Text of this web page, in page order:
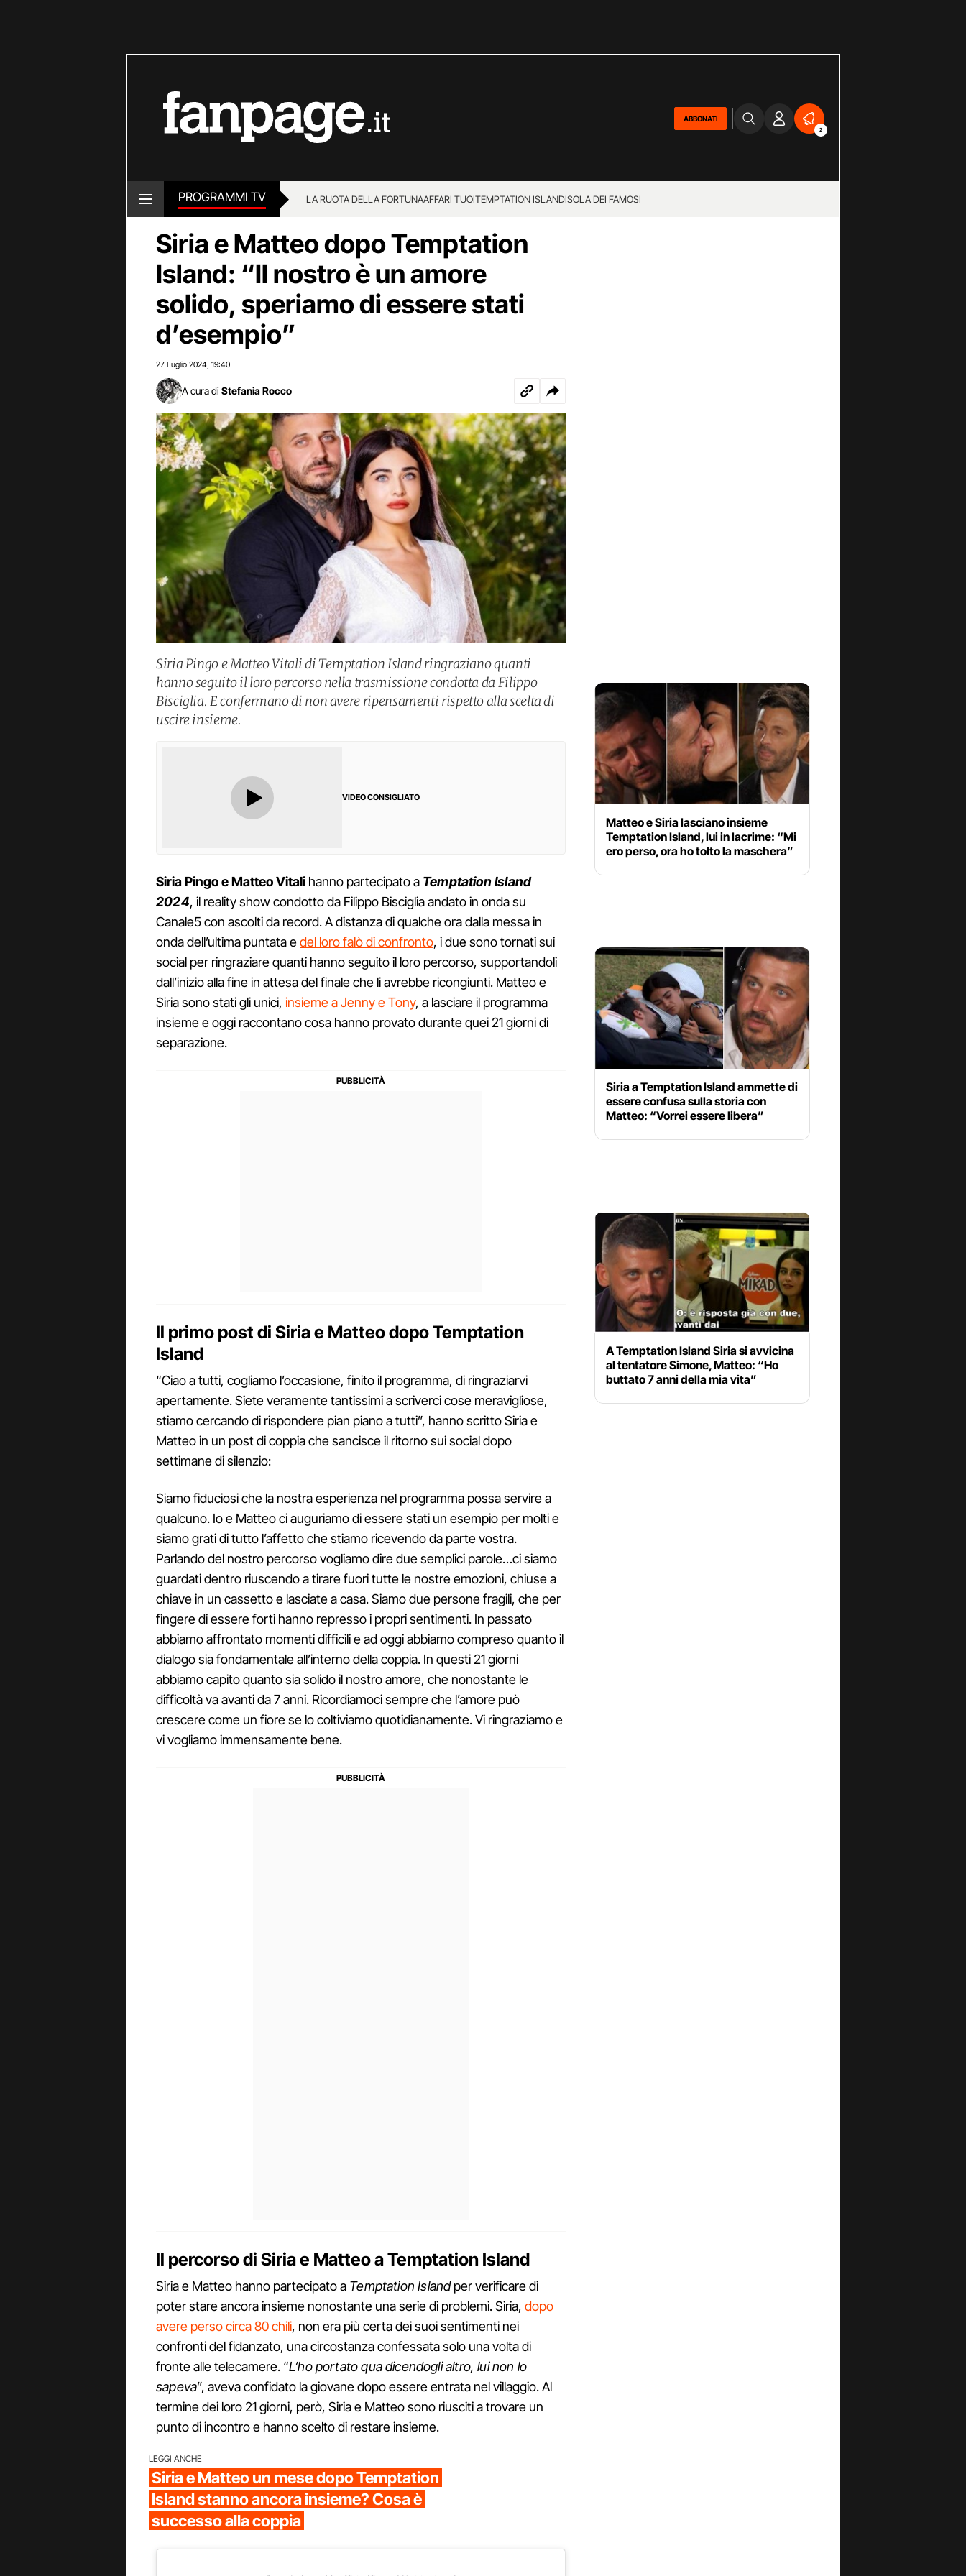
ABBONATI
2
PROGRAMMI TV LA RUOTA DELLA FORTUNAAFFARI TUOITEMPTATION ISLANDISOLA DEI FAMOSI
Siria e Matteo dopo Temptation
Island: “Il nostro è un amore
solido, speriamo di essere stati
d’esempio”
27 Luglio 2024 19:40
A cura di Stefania Rocco
Siria Pingo e Matteo Vitali di Temptation Island ringraziano quanti
hanno seguito il loro percorso nella trasmissione condotta da Filippo
Bisciglia. E confermano di non avere ripensamenti rispetto alla scelta di
uscire insieme.
VIDEO CONSIGLIATO
Siria Pingo e Matteo Vitali hanno partecipato a Temptation Island
2024, il reality show condotto da Filippo Bisciglia andato in onda su
Canale5 con ascolti da record. A distanza di qualche ora dalla messa in
onda dell’ultima puntata edel loro falò di confronto, i due sono tornati sui
social per ringraziare quanti hanno seguito il loro percorso, supportandoli
dall’inizio alla fine in attesa del finale che li avrebbe ricongiunti. Matteo e
Siria sono stati gli unici, insieme a Jenny e Tony, a lasciare il programma
insieme e oggi raccontano cosa hanno provato durante quei 21 giorni di
separazione.
Il primo post di Siria e Matteo dopo Temptation
Island
“Ciao a tutti, cogliamo l’occasione, finito il programma, di ringraziarvi
apertamente. Siete veramente tantissimi a scriverci cose meravigliose,
stiamo cercando di rispondere pian piano a tutti”, hanno scritto Siria e
Matteo in un post di coppia che sancisce il ritorno sui social dopo
settimane di silenzio:
Siamo fiduciosi che la nostra esperienza nel programma possa servire a
qualcuno. Io e Matteo ci auguriamo di essere stati un esempio per molti e
siamo grati di tutto l’affetto che stiamo ricevendo da parte vostra.
Parlando del nostro percorso vogliamo dire due semplici parole…ci siamo
guardati dentro riuscendo a tirare fuori tutte le nostre emozioni, chiuse a
chiave in un cassetto e lasciate a casa. Siamo due persone fragili, che per
fingere di essere forti hanno represso i propri sentimenti. In passato
abbiamo affrontato momenti difficili e ad oggi abbiamo compreso quanto il
dialogo sia fondamentale all’interno della coppia. In questi 21 giorni
abbiamo capito quanto sia solido il nostro amore, che nonostante le
difficoltà va avanti da 7 anni. Ricordiamoci sempre che l’amore può
crescere come un fiore se lo coltiviamo quotidianamente. Vi ringraziamo e
vi vogliamo immensamente bene.
Il percorso di Siria e Matteo a Temptation Island
Siria e Matteo hanno partecipato a Temptation Islandper verificare di
poter stare ancora insieme nonostante una serie di problemi. Siria, dopo
avere perso circa 80 chili, non era più certa dei suoi sentimenti nei
confronti del fidanzato, una circostanza confessata solo una volta di
fronte alle telecamere. “L’ho portato qua dicendogli altro, lui non lo
sapeva”, aveva confidato la giovane dopo essere entrata nel villaggio. Al
termine dei loro 21 giorni, però, Siria e Matteo sono riusciti a trovare un
punto di incontro e hanno scelto di restare insieme.
LEGGI ANCHE
Siria e Matteo un mese dopo Temptation
Island stanno ancora insieme? Cosa è
successo alla coppia
Matteo e Siria lasciano insieme
Temptation Island, lui in lacrime: “Mi
ero perso, ora ho tolto la maschera”
Siria a Temptation Island ammette di
essere confusa sulla storia con
Matteo: “Vorrei essere libera”
A Temptation Island Siria si avvicina
al tentatore Simone, Matteo: “Ho
buttato 7 anni della mia vita”